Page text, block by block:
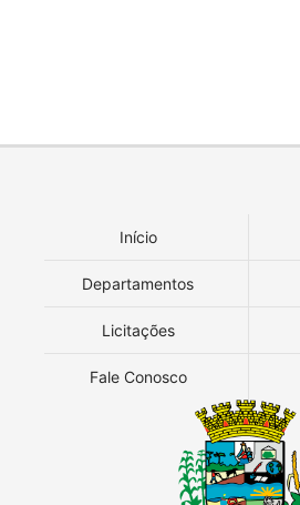
Início
Departamentos
Licitações
Fale Conosco